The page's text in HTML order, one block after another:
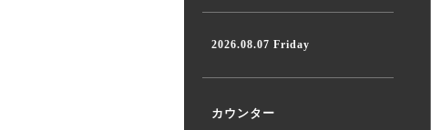
2026.08.07 Friday
カウンター